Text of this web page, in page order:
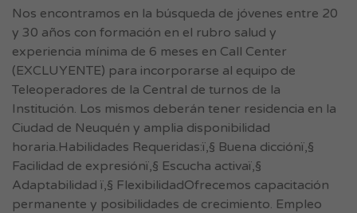
Nos encontramos en la búsqueda de jóvenes entre 20
y 30 años con formación en el rubro salud y
experiencia mínima de 6 meses en Call Center
(EXCLUYENTE) para incorporarse al equipo de
Teleoperadores de la Central de turnos de la
Institución. Los mismos deberán tener residencia en la
Ciudad de Neuquén y amplia disponibilidad
horaria.Habilidades Requeridas:ï‚§ Buena dicciónï‚§
Facilidad de expresiónï‚§ Escucha activaï‚§
Adaptabilidad ï‚§ FlexibilidadOfrecemos capacitación
permanente y posibilidades de crecimiento. Empleo